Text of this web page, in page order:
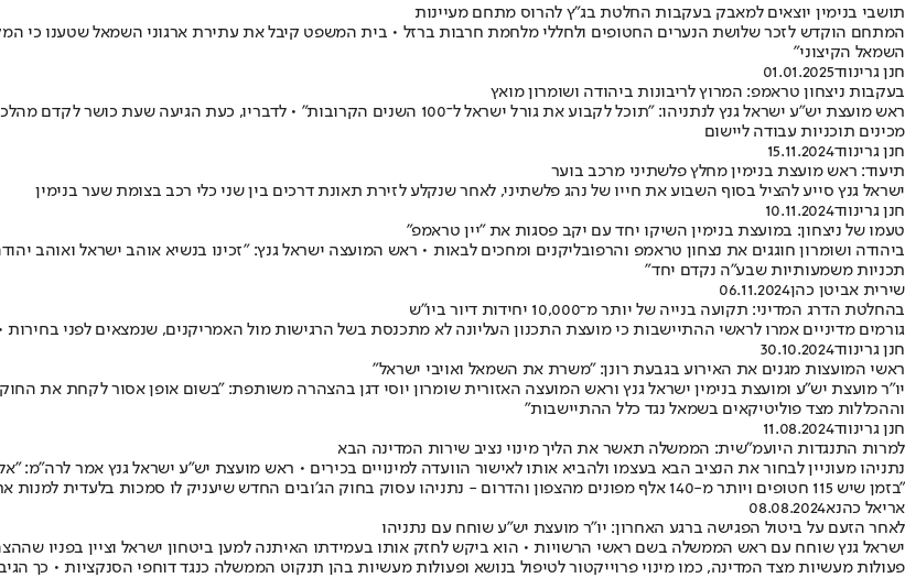
תושבי בנימין יוצאים למאבק בעקבות החלטת בג"ץ להרוס מתחם מעיינות
המתחם הוקדש לזכר שלושת הנערים החטופים ולחללי מלחמת חרבות ברזל • בית המשפט קיבל את עתירת ארגוני השמאל שטענו כי
השמאל הקיצוני"
חנן גרינווד01.01.2025
בעקבות ניצחון טראמפ: המרוץ לריבונות ביהודה ושומרון מואץ
ראש מועצת יש"ע ישראל גנץ לנתניהו: "תוכל לקבוע את גורל ישראל ל־100 השנים
מכינים תוכניות עבודה ליישום
חנן גרינווד15.11.2024
תיעוד: ראש מועצת בנימין מחלץ פלשתיני מרכב בוער
ישראל גנץ סייע להציל בסוף השבוע את חייו של נהג פלשתיני, לאחר שנקלע לזירת תאונת דרכים בין שני כלי רכב בצומת שער בנימין
חנן גרינווד10.11.2024
טעמו של ניצחון: במועצת בנימין השיקו יחד עם יקב פסגות את "יין טראמפ"
ביהודה ושומרון חוגגים את נצחון טראמפ והרפובליקנים ומחכים לבאות • ראש המועצה ישראל גנץ: "זכינו בנשיא אוהב ישראל ואוהב
תכניות משמעותיות שבע"ה נקדם יחד״
שירית אביטן כהן06.11.2024
בהחלטת הדרג המדיני: תקועה בנייה של יותר מ־10,000 יחידות דיור ביו"ש
גורמים מדיניים אמרו לראשי ההתיישבות כי מועצת התכנון העליונה לא מתכנסת בשל הרגישות מול האמריקנים, שנמצאים לפני
חנן גרינווד30.10.2024
ראשי המועצות מגנים את האירוע בגבעת רונן: "משרת את השמאל ואויבי ישראל"
יו"ר מועצת יש"ע ומועצת בנימין ישראל גנץ וראש המועצה האזורית שומרון יוסי דגן בהצהרה משותפת: "בשום אופן אסור לקחת את
וההכללות מצד פוליטיקאים בשמאל נגד כלל ההתיישבות"
חנן גרינווד11.08.2024
למרות התנגדות היועמ"שית: הממשלה תאשר את הליך מינוי נציב שירות המדינה הבא
נתניהו מעוניין לבחור את הנציב הבא בעצמו ולהביא אותו לאישור הוועדה למינויים בכירים • ראש מועצת יש"ע ישראל גנץ אמר
"בזמן שיש 115 חטופים ויותר מ-140 אלף מפונים מהצפון והדרום - נתניהו עסוק בחוק הג׳ובים החדש שיעניק לו סמכות בלעדית למנות את נציב שירות המדינה"
אריאל כהנא08.08.2024
לאחר הזעם על ביטול הפגישה ברגע האחרון: יו"ר מועצת יש"ע שוחח עם נתניהו
ישראל גנץ שוחח עם ראש הממשלה בשם ראשי הרשויות • הוא ביקש לחזק אותו בעמידתו האיתנה למען ביטחון ישראל וציין בפניו
פעולות מעשיות מצד המדינה, כמו מינוי פרוייקטור לטיפול בנושא ופעולות מעשיות בהן תנקוט הממשלה כנגד דוחפי הסנקציות • כך